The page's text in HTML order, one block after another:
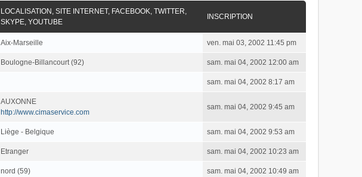
LOCALISATION, SITE INTERNET, FACEBOOK, TWITTER,
SKYPE, YOUTUBE
INSCRIPTION
Aix-Marseille ven. mai 03, 2002 11:45 pm
Boulogne-Billancourt (92) sam. mai 04, 2002 12:00 am
sam. mai 04, 2002 8:17 am
AUXONNE
http://www.cimaservice.com
sam. mai 04, 2002 9:45 am
Liège - Belgique sam. mai 04, 2002 9:53 am
Etranger sam. mai 04, 2002 10:23 am
nord (59) sam. mai 04, 2002 10:49 am